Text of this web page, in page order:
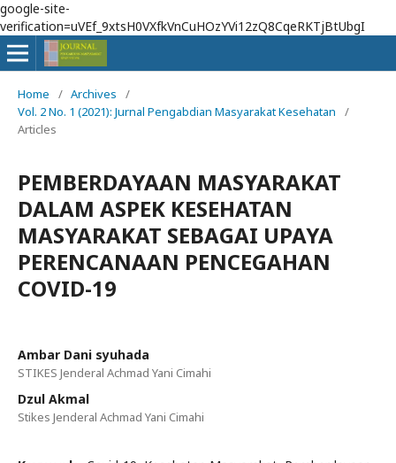
google-site-
verification=uVEf_9xtsH0VXfkVnCuHOzYVi12zQ8CqeRKTjBtUbgI
Home / Archives
/
Vol. 2 No. 1 (2021): Jurnal Pengabdian Masyarakat Kesehatan
/
Articles
PEMBERDAYAAN MASYARAKAT
DALAM ASPEK KESEHATAN
MASYARAKAT SEBAGAI UPAYA
PERENCANAAN PENCEGAHAN
COVID-19
Ambar Dani syuhada
STIKES Jenderal Achmad Yani Cimahi
Dzul Akmal
Stikes Jenderal Achmad Yani Cimahi